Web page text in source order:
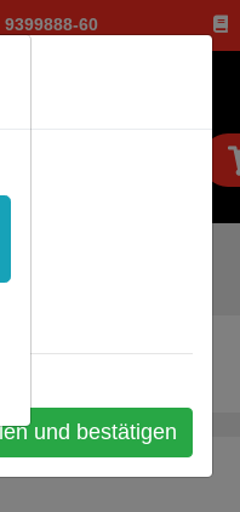
60
und bestätigen